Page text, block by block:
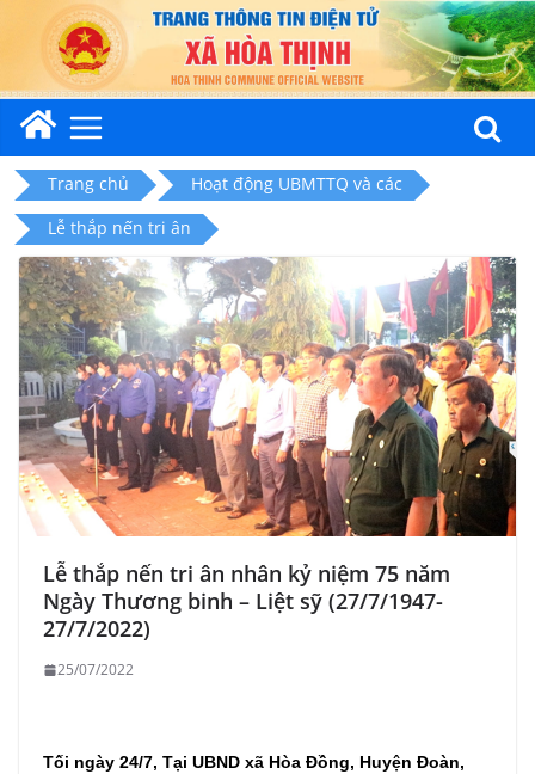
content
Trang chủ
Hoạt động UBMTTQ và các
Lễ thắp nến tri ân
Lễ thắp nến tri ân nhân kỷ niệm 75 năm
Ngày Thương binh – Liệt sỹ (27/7/1947-
27/7/2022)
25/07/2022
Tối ngày 24/7, Tại UBND xã Hòa Đồng, Huyện Đoàn,